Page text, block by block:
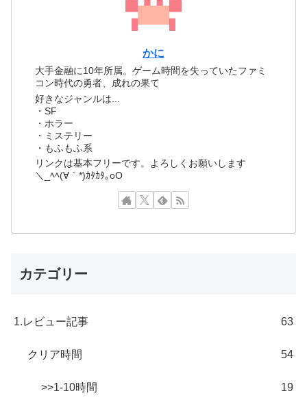
かに
大手金融に10年所属。ゲーム時間を失っていたファミ
コン時代の勇者、成れの果て
好きなジャンルは...
・SF
・ホラー
・ミステリー
・もふもふ系
リンクは基本フリーです。よろしくお願いします
＼_ﾍﾍ(∀｀*)ｶﾀｶﾀ｡oO
カテゴリー
1.レビュー記事 63
クリア時間 54
>>1-10時間 19